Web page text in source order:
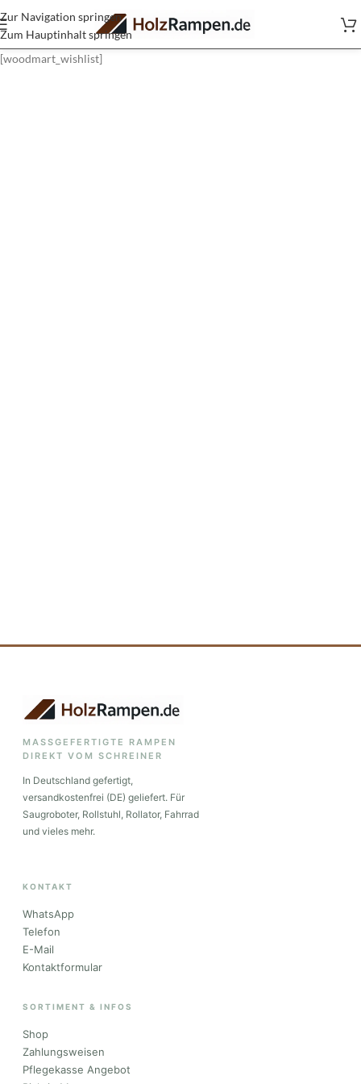
Zur Navigation springen
Zum Hauptinhalt springen
[woodmart_wishlist]
MASSGEFERTIGTE RAMPEN
DIREKT VOM SCHREINER
In Deutschland gefertigt,
versandkostenfrei (DE) geliefert. Für
Saugroboter, Rollstuhl, Rollator, Fahrrad
und vieles mehr.
KONTAKT
WhatsApp
Telefon
E-Mail
Kontaktformular
SORTIMENT & INFOS
Shop
Zahlungsweisen
Pflegekasse Angebot